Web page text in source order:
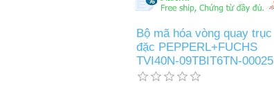
Bộ mã hóa vòng quay trục
đặc PEPPERL+FUCHS
TVI40N-09TBIT6TN-00025